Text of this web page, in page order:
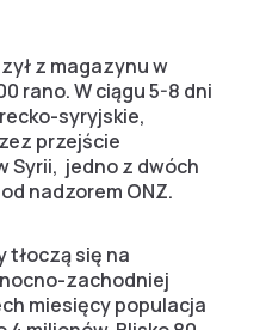
z magazynu w
rano. W ciągu 5-8 dni
syryjskie,
przejście
Syrii, jedno z dwóch
nadzorem ONZ.
tłoczą się na
zachodniej
miesięcy populacja